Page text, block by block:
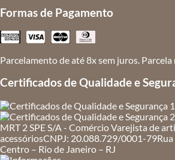
Formas de Pagamento
Parcelamento de até 8x sem juros.
Certificados de Qualidade e
MRT 2 SPE S/A - Comércio Varejista de
acessóriosCNPJ: 20.088.729/0001-79
Centro – Rio de Janeiro – RJ